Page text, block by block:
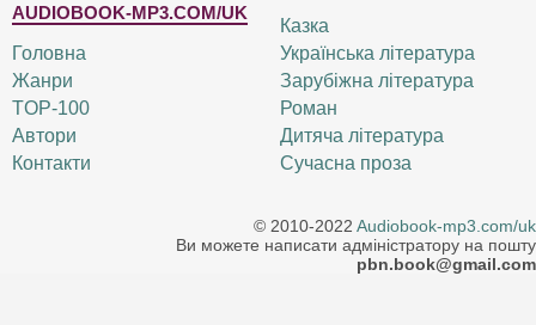
AUDIOBOOK-MP3.COM/UK
Головна
Жанри
TOP-100
Автори
Контакти
Казка
Українська література
Зарубіжна література
Роман
Дитяча література
Сучасна проза
© 2010-2022 Audiobook-mp3.com/uk
Ви можете написати адміністратору на пошту
pbn.book@gmail.com